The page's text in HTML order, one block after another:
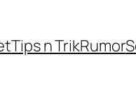
Tips n TrikRumor